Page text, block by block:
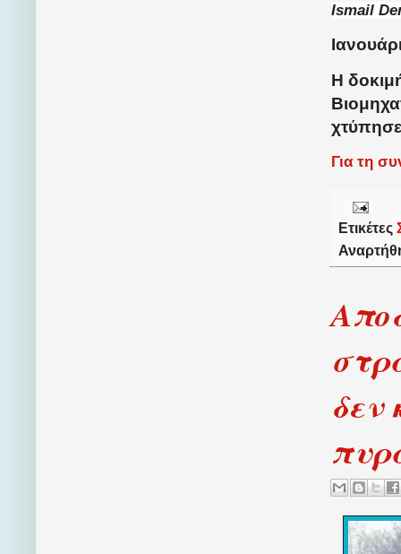
Ismail
Η
Για τη
Ετικέτες
δεν